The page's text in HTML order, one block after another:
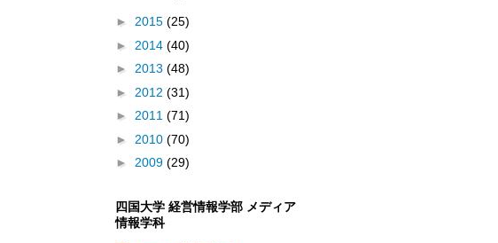
► 2015 (25)
► 2014 (40)
► 2013 (48)
► 2012 (31)
► 2011 (71)
► 2010 (70)
► 2009 (29)
四国大学 経営情報学部 メディア
情報学科